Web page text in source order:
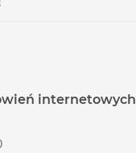
internetowych